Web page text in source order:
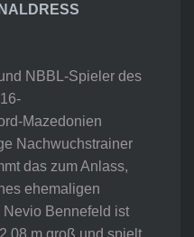
NBBL-Spieler des
Mazedonien
Nachwuchstrainer
das zum Anlass,
ehemaligen
Bennefeld ist
m groß und spielt